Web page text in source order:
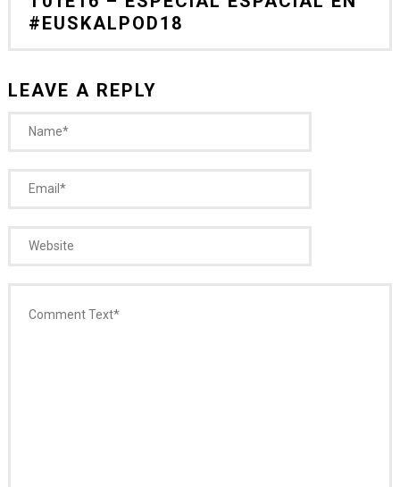
#EUSKALPOD18
LEAVE A REPLY